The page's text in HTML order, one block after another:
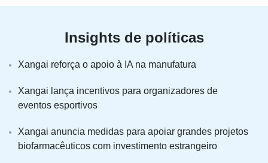
Insights de políticas
Xangai reforça o apoio à IA na manufatura
Xangai lança incentivos para organizadores de
eventos esportivos
Xangai anuncia medidas para apoiar grandes projetos
biofarmacêuticos com investimento estrangeiro